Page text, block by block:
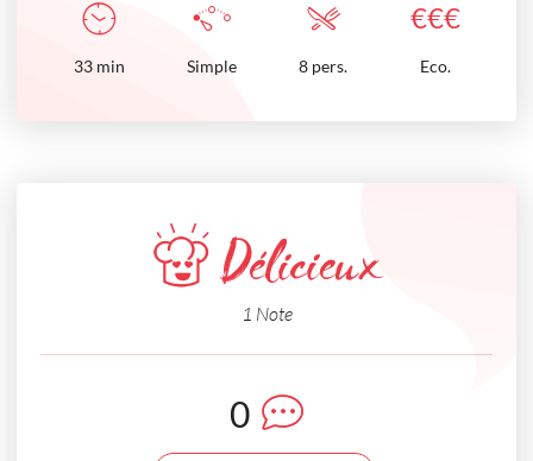
€€€
33 min Simple 8 pers. Eco.
Délicieux
1 Note
0